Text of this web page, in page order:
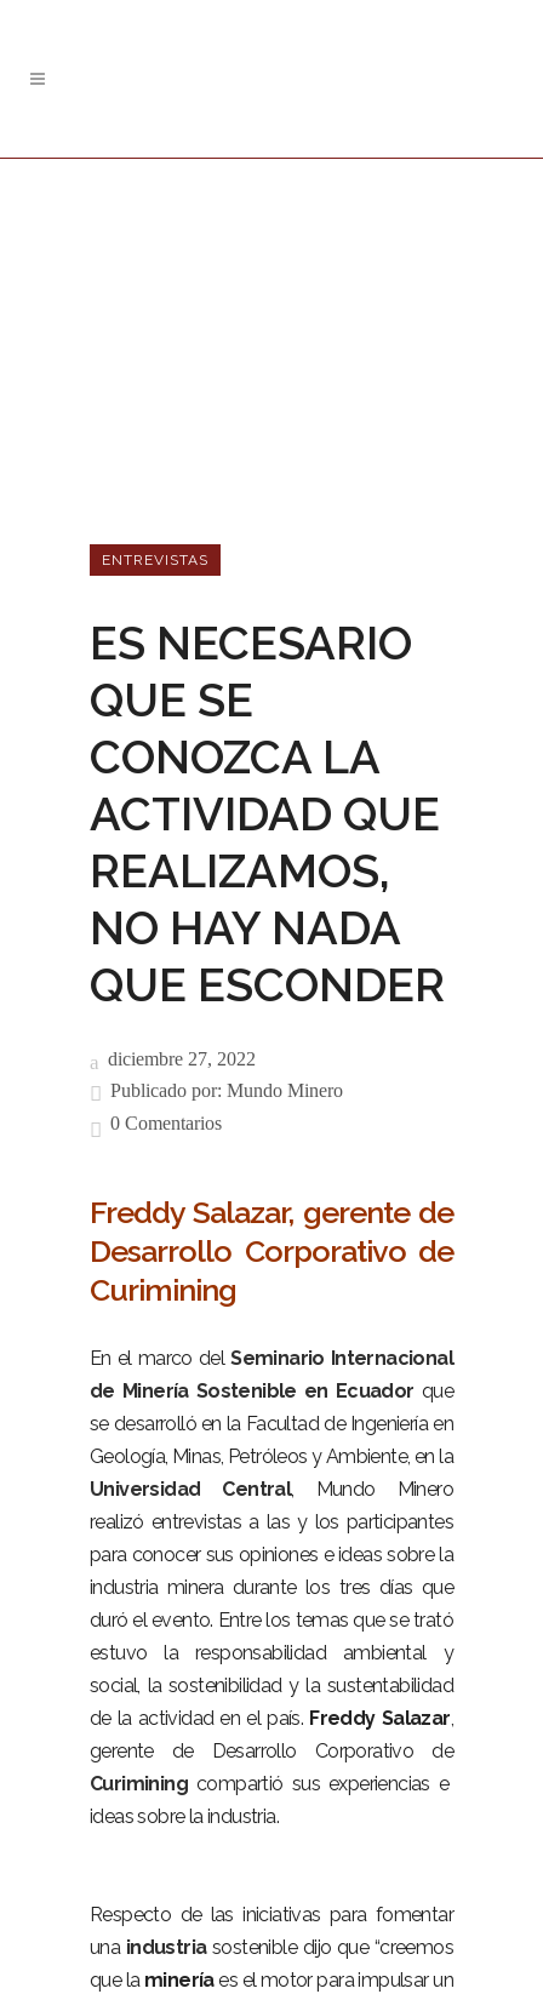
ENTREVISTAS
ES NECESARIO
QUE SE
CONOZCA LA
ACTIVIDAD QUE
REALIZAMOS,
NO HAY NADA
QUE ESCONDER
diciembre 27, 2022
Publicado por: Mundo Minero
0 Comentarios
Freddy Salazar, gerente de
Desarrollo Corporativo de
Curimining
En el marco delSeminario Internacional
de Minería Sostenible en Ecuador que
se desarrolló en la Facultad de Ingeniería en
Geología, Minas, Petróleos y Ambiente, en la
Universidad Central, Mundo Minero
realizó entrevistas a las y los participantes
para conocer sus opiniones e ideas sobre la
industria minera durante los tres días que
duró el evento. Entre los temas que se trató
estuvo la responsabilidad ambiental y
social, la sostenibilidad y la sustentabilidad
de la actividad en el país. Freddy Salazar,
gerente de Desarrollo Corporativo de
Curimining compartió sus experiencias e
ideas sobre la industria.
Respecto de las iniciativas para fomentar
una industria sostenible dijo que “creemos
que la mineríaes el motor para impulsar un